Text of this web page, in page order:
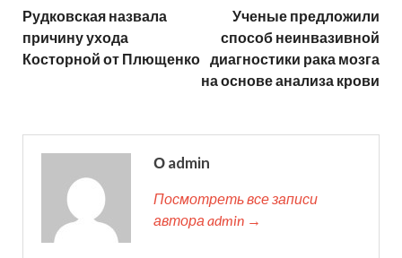
Рудковская назвала
причину ухода
Косторной от Плющенко
Ученые предложили
способ неинвазивной
диагностики рака мозга
на основе анализа крови
О admin
Посмотреть все записи
автора admin →